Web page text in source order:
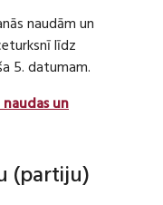
naudām un
līdz
5. datumam.
un
(partiju)